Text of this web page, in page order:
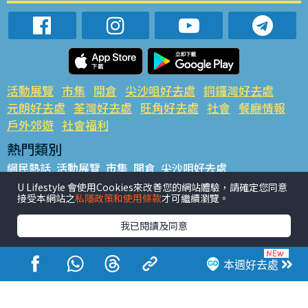
本週好去處
活動展覽 市集 開倉 尖沙咀好去處 銅鑼灣好去處
元朗好去處 荃灣好去處 旺角好去處 社會 餐廳情報
戶外郊遊 社會福利
熱門類別
網民熱話 活動展覽 市集 開倉 尖沙咀好去處
銅鑼灣好去處 元朗好去處 荃灣好去處 旺角好去處 社會
餐廳情報 戶外郊遊
熱門標籤
#UGO搵好去處 #人氣活動推介 #美食社群熱話
#親子玩樂好去處
#ULifestyle應用程式
#限時搶
#UJetso禮物放送
#ULifestyle商戶中心 #著數
U Lifestyle 會使用Cookies來改善您的網站體驗，請確定您同意
接受本網站之私隱政策和使用條款才可繼續瀏覽。
我已閱讀及同意